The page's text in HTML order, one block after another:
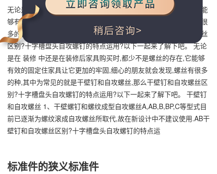
无论是在装修中还是在装修后家具购买时,都少不是螺丝的存在,它能
够有效的固定住家具让它更加的牢固,细心的朋友就会发现,螺丝有很
多的种,其中为常见的就是干壁钉和自攻螺丝,那么干壁钉和自攻螺丝
区别?十字槽盘头自攻螺钉的特点运用?以下一起来了解下吧。 无论
是在 装修 中还是在装修后家具购买时,都少不是螺丝的存在,它能够
有效的固定住家具让它更加的牢固,细心的朋友就会发现,螺丝有很多
的种,其中为常见的就是干壁钉和自攻螺丝,那么干壁钉和自攻螺丝区
别?十字槽盘头自攻螺钉的特点运用?以下一起来了解下吧。 干壁钉
和自攻螺丝 1、干壁螺钉和螺纹成型自攻螺丝A,AB,B,BP,C等型式目
前已逐渐为螺纹滚成自攻螺丝所取代,故在新设计中不建议使用.AB干
壁钉和自攻螺丝区别?十字槽盘头自攻螺钉的特点运
标准件的狭义标准件